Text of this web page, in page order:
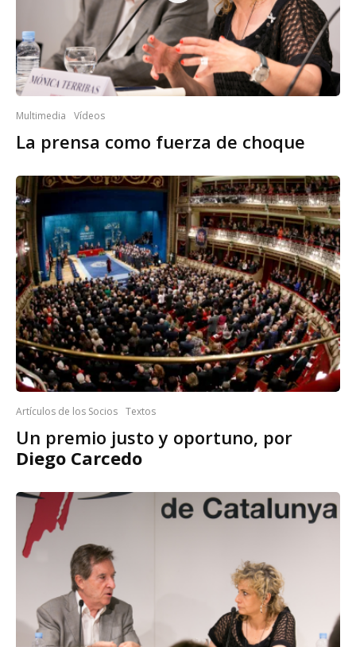
Multimedia Vídeos
La prensa como fuerza de choque
Artículos de los Socios Textos
Un premio justo y oportuno, por
Diego Carcedo